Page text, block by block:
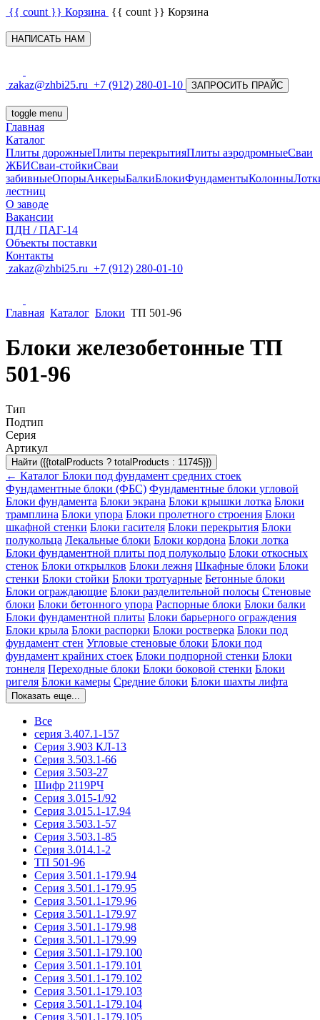
{{ count }} Корзина {{ count }} Корзина
НАПИСАТЬ НАМ
zakaz@zhbi25.ru +7 (912) 280-01-10 ЗАПРОСИТЬ ПРАЙС
toggle menu
Главная
Каталог
Плиты дорожныеПлиты перекрытияПлиты аэродромныеСваи
ЖБИСваи-стойкиСваи
забивныеОпорыАнкерыБалкиБлокиФундаментыКолонны
лестниц
О заводе
Вакансии
ПДН / ПАГ-14
Объекты поставки
Контакты
zakaz@zhbi25.ru +7 (912) 280-01-10
Главная Каталог Блоки ТП 501-96
Блоки железобетонные ТП
501-96
Тип
Подтип
Серия
Артикул
Найти ({{totalProducts ? totalProducts : 11745}})
← Каталог Блоки под фундамент средних стоек
Фундаментные блоки (ФБС) Фундаментные блоки угловой
Блоки фундамента Блоки экрана Блоки крышки лотка Блоки
трамплина Блоки упора Блоки пролетного строения Блоки
шкафной стенки Блоки гасителя Блоки перекрытия Блоки
полукольца Лекальные блоки Блоки кордона Блоки лотка
Блоки фундаментной плиты под полукольцо Блоки откосных
стенок Блоки открылков Блоки лежня Шкафные блоки Блоки
стенки Блоки стойки Блоки тротуарные Бетонные блоки
Блоки ограждающие Блоки разделительной полосы Стеновые
блоки Блоки бетонного упора Распорные блоки Блоки балки
Блоки фундаментной плиты Блоки барьерного ограждения
Блоки крыла Блоки распорки Блоки ростверка Блоки под
фундамент стен Угловые стеновые блоки Блоки под
фундамент крайних стоек Блоки подпорной стенки Блоки
тоннеля Переходные блоки Блоки боковой стенки Блоки
ригеля Блоки камеры Средние блоки Блоки шахты лифта
Показать еще...
Все
серия 3.407.1-157
Серия 3.903 КЛ-13
Серия 3.503.1-66
Серия 3.503-27
Шифр 2119РЧ
Серия 3.015-1/92
Серия 3.015.1-17.94
Серия 3.503.1-57
Серия 3.503.1-85
Серия 3.014.1-2
ТП 501-96
Серия 3.501.1-179.94
Серия 3.501.1-179.95
Серия 3.501.1-179.96
Серия 3.501.1-179.97
Серия 3.501.1-179.98
Серия 3.501.1-179.99
Серия 3.501.1-179.100
Серия 3.501.1-179.101
Серия 3.501.1-179.102
Серия 3.501.1-179.103
Серия 3.501.1-179.104
Серия 3.501.1-179.105